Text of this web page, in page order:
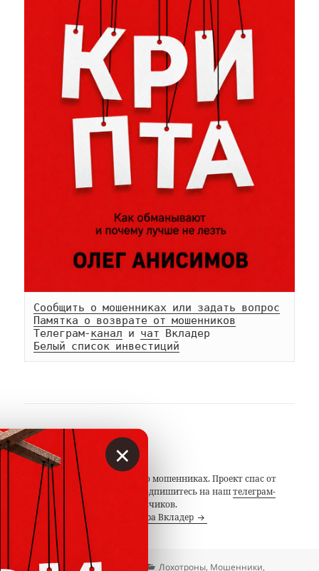
Сообщить о мошенниках или задать вопрос
Памятка о возврате от мошенников
Телеграм-канал и чат
Белый список инвестиций
АВТОР
Вкладер
С 2014 года предупреждаем о мошенниках. Проект спас от
потерь миллионы людей. Подпишитесь на наштелеграм-
канал с 19 тысячами подписчиков.
Посмотреть все записи автора Вкладер
Опубликовано
27.09.2019 Рубрики
Лохотроны, Мошенники,
×